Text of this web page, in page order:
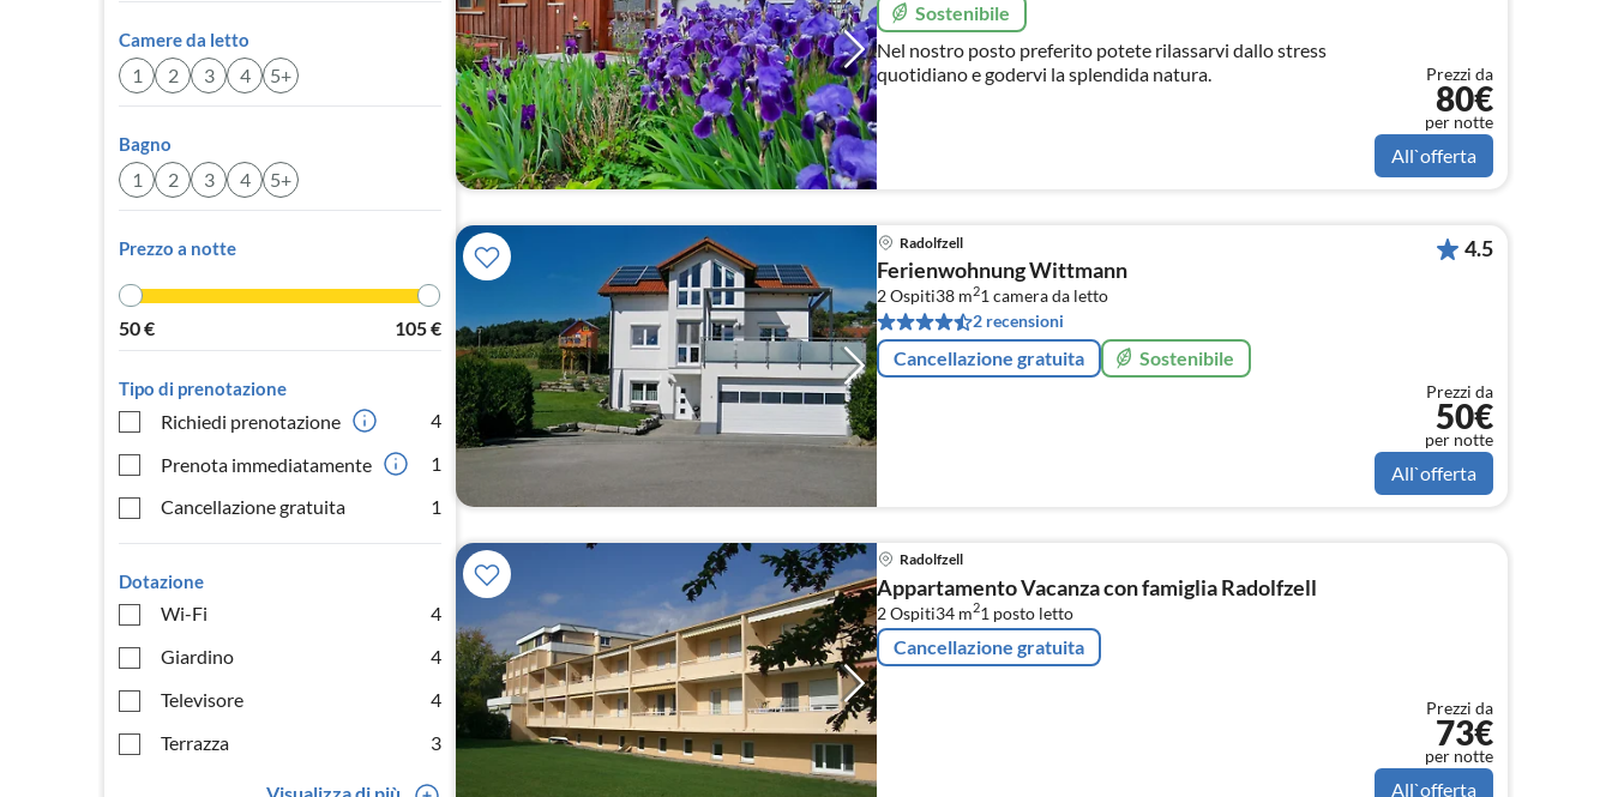
Camere da letto
1 2 3 4 5+
Bagno
1 2 3 4 5+
Prezzo a notte
50€ 105€
Tipo di prenotazione
Richiedi prenotazione
4
Prenota immediatamente
1
Cancellazione gratuita
1
Dotazione
Wi-Fi
4
Giardino
4
Televisore
4
Terrazza
3
Sostenibile
Nel nostro posto preferito potete rilassarvi dallo stress
quotidiano e godervi la splendida natura.
Prezzi da
80€
per notte
All`offerta
Radolfzell
Ferienwohnung Wittmann
2 Ospiti38 m21 camera da letto
2 recensioni
Cancellazione gratuita Sostenibile
4.5
Prezzi da
50€
per notte
All`offerta
Radolfzell
Appartamento Vacanza con famiglia Radolfzell
2 Ospiti34 m21 posto letto
Cancellazione gratuita
Prezzi da
73€
per notte
All`offerta